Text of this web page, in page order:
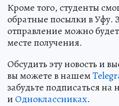
Кроме того, студенты
обратные посылки в Уфу.
отправление можно
месте получения.
Обсудить эту новость и
вы можете в нашем
забудьте подписаться на
и Одноклассниках.